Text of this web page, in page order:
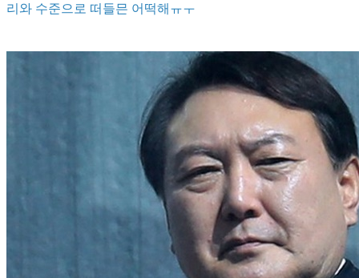
리와 수준으로 떠들믄 어떡해ㅠㅜ